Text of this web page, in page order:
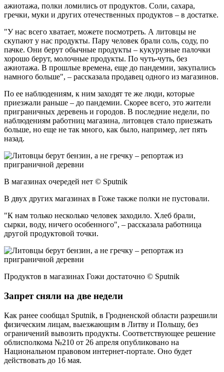
ажиотажа, полки ломились от продуктов. Соли, сахара,
гречки, муки и других отечественных продуктов – в достатке.
"У нас всего хватает, можете посмотреть. А литовцы не
скупают у нас продукты. Пару человек брали соль, соду, по
пачке. Они берут обычные продукты – кукурузные палочки
хорошо берут, молочные продукты. По чуть-чуть, без
ажиотажа. В прошлые времена, еще до пандемии, закупались
намного больше", – рассказала продавец одного из магазинов.
По ее наблюдениям, к ним заходят те же люди, которые
приезжали раньше – до пандемии. Скорее всего, это жители
приграничных деревень и городов. В последние недели, по
наблюдениям работниц магазина, литовцев стало приезжать
больше, но еще не так много, как было, например, лет пять
назад.
В магазинах очередей нет © Sputnik
В двух других магазинах в Гоже также полки не пустовали.
"К нам только несколько человек заходило. Хлеб брали,
сырки, воду, ничего особенного", – рассказала работница
другой продуктовой точки.
Продуктов в магазинах Гожи достаточно © Sputnik
Запрет сняли на две недели
Как ранее сообщал Sputnik, в Гродненской области разрешили
физическим лицам, выезжающим в Литву и Польшу, без
ограничений вывозить продукты. Соответствующее решение
облисполкома №210 от 26 апреля опубликовано на
Национальном правовом интернет-портале. Оно будет
действовать до 16 мая.